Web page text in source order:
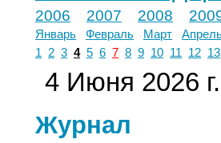
2006 2007 2008
Январь Февраль Март
1
2 3 4 5 6 7 8 9 10 11 12 13
4 Июня 2026 г.
Журнал